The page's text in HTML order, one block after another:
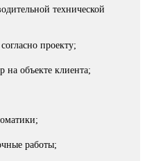
технической
проекту;
на объекте клиента;
работы;